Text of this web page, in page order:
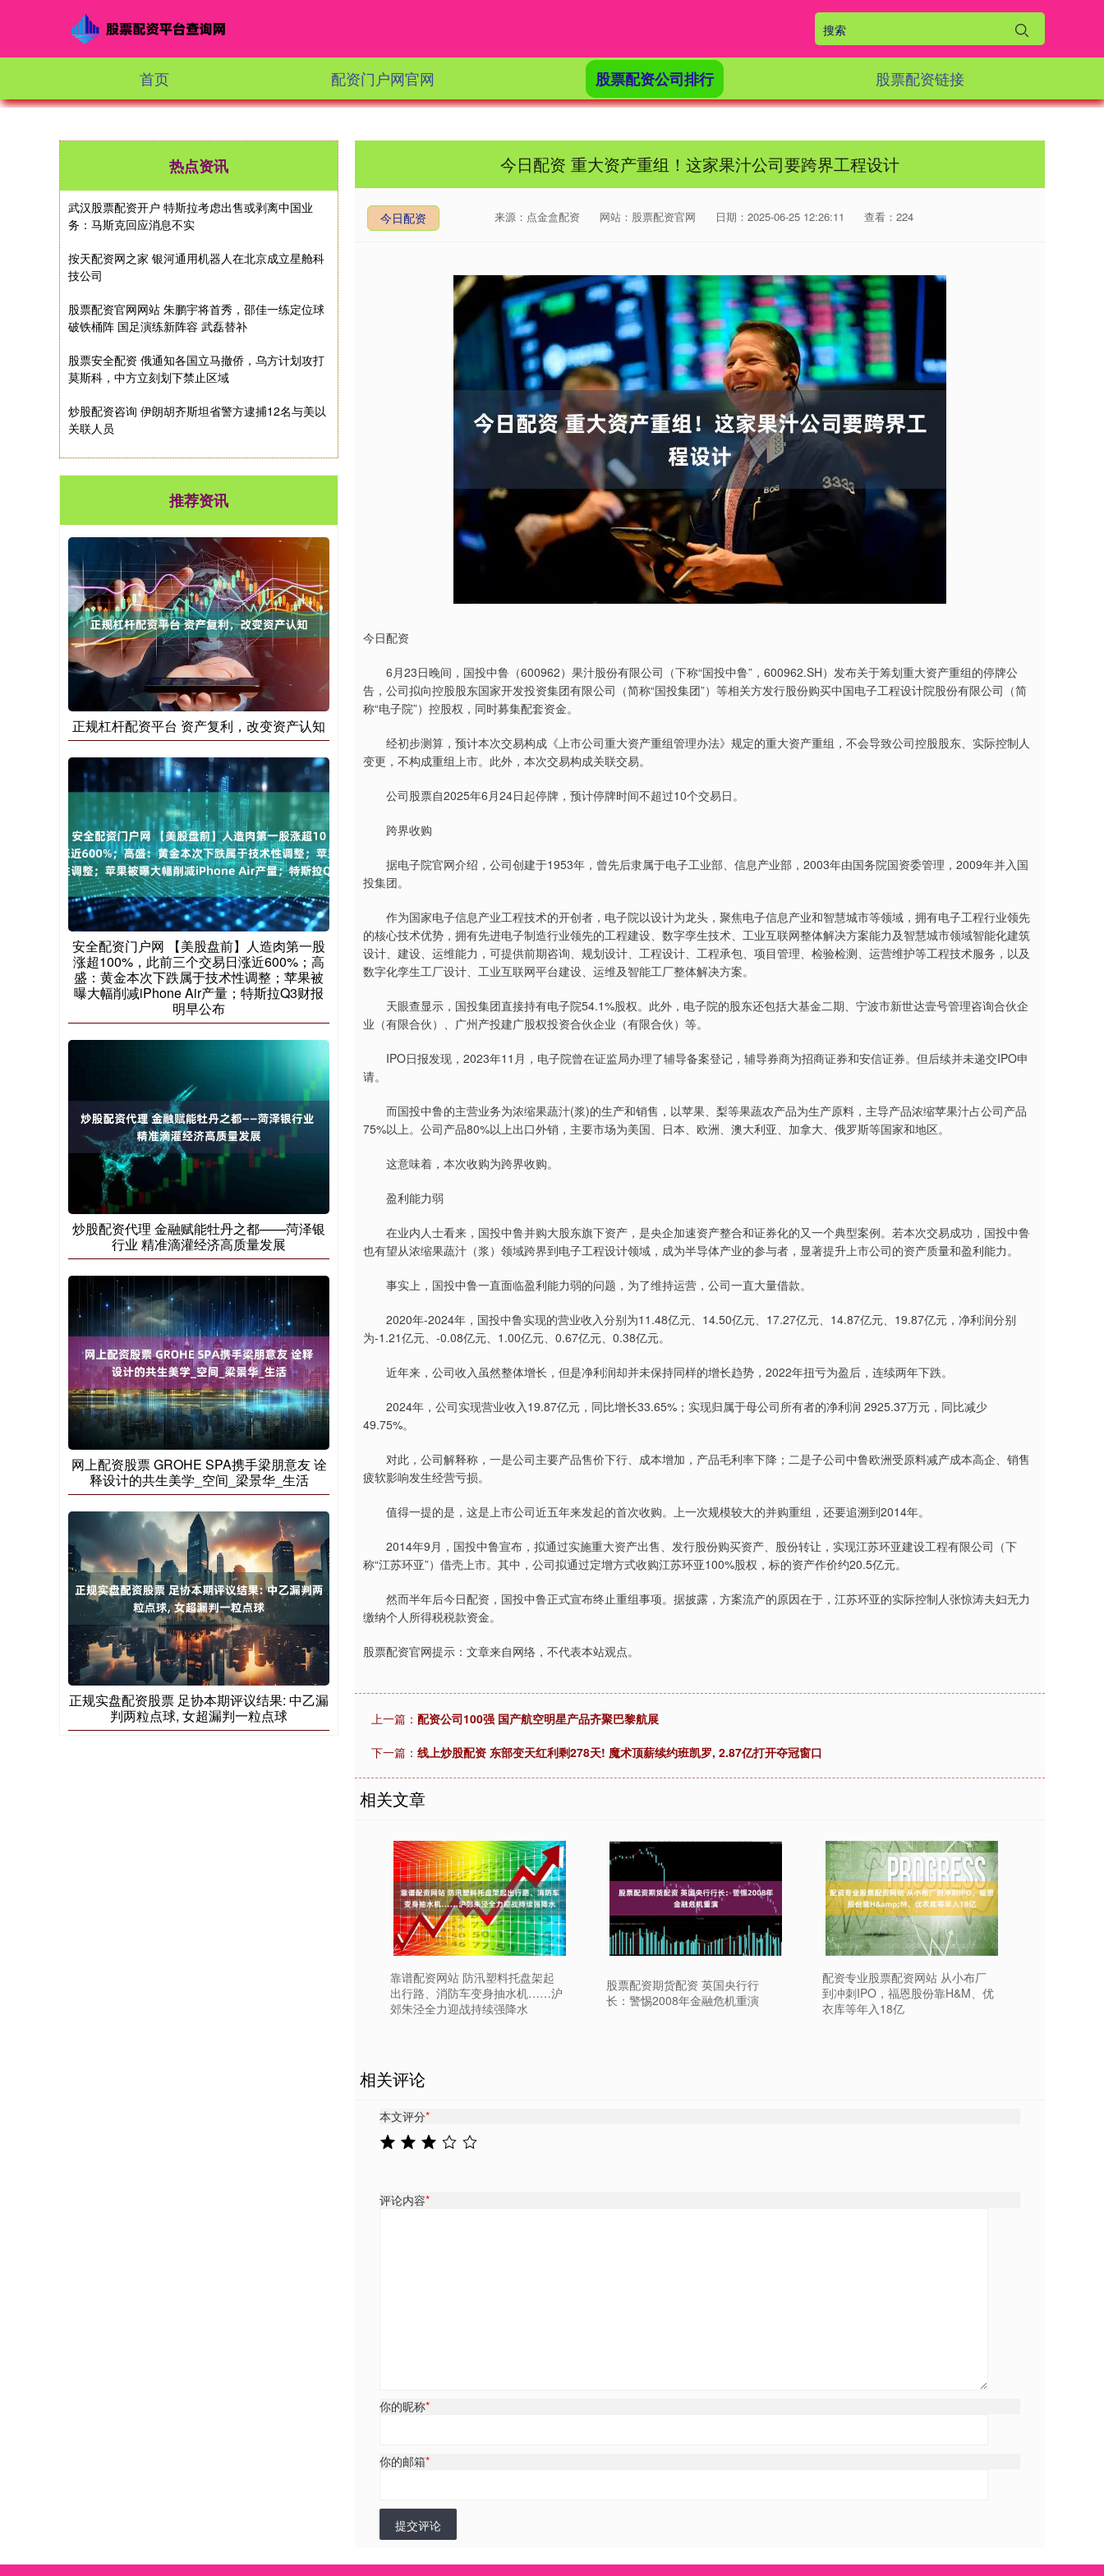
首页 配资门户网官网 股票配资公司排行 股票配资链接
今日配资 重大资产重组！这家果汁公司要跨界工程设计
今日配资 来源：点金盒配资 网站：股票配资官网 日期：2025-06-25 12:26:11 查看：224
今日配资
6月23日晚间，国投中鲁（600962）果汁股份有限公司（下称“国投中鲁”，600962.SH）发布关于筹划重大资产重组的停牌公
告，公司拟向控股股东国家开发投资集团有限公司（简称“国投集团”）等相关方发行股份购买中国电子工程设计院股份有限公司（简
称“电子院”）控股权，同时募集配套资金。
经初步测算，预计本次交易构成《上市公司重大资产重组管理办法》规定的重大资产重组，不会导致公司控股股东、实际控制人
变更，不构成重组上市。此外，本次交易构成关联交易。
公司股票自2025年6月24日起停牌，预计停牌时间不超过10个交易日。
跨界收购
据电子院官网介绍，公司创建于1953年，曾先后隶属于电子工业部、信息产业部，2003年由国务院国资委管理，2009年并入国
投集团。
作为国家电子信息产业工程技术的开创者，电子院以设计为龙头，聚焦电子信息产业和智慧城市等领域，拥有电子工程行业领先
的核心技术优势，拥有先进电子制造行业领先的工程建设、数字孪生技术、工业互联网整体解决方案能力及智慧城市领域智能化建筑
设计、建设、运维能力，可提供前期咨询、规划设计、工程设计、工程承包、项目管理、检验检测、运营维护等工程技术服务，以及
数字化孪生工厂设计、工业互联网平台建设、运维及智能工厂整体解决方案。
天眼查显示，国投集团直接持有电子院54.1%股权。此外，电子院的股东还包括大基金二期、宁波市新世达壹号管理咨询合伙企
业（有限合伙）、广州产投建广股权投资合伙企业（有限合伙）等。
IPO日报发现，2023年11月，电子院曾在证监局办理了辅导备案登记，辅导券商为招商证券和安信证券。但后续并未递交IPO申
请。
而国投中鲁的主营业务为浓缩果蔬汁(浆)的生产和销售，以苹果、梨等果蔬农产品为生产原料，主导产品浓缩苹果汁占公司产品
75%以上。公司产品80%以上出口外销，主要市场为美国、日本、欧洲、澳大利亚、加拿大、俄罗斯等国家和地区。
这意味着，本次收购为跨界收购。
盈利能力弱
在业内人士看来，国投中鲁并购大股东旗下资产，是央企加速资产整合和证券化的又一个典型案例。若本次交易成功，国投中鲁
也有望从浓缩果蔬汁（浆）领域跨界到电子工程设计领域，成为半导体产业的参与者，显著提升上市公司的资产质量和盈利能力。
事实上，国投中鲁一直面临盈利能力弱的问题，为了维持运营，公司一直大量借款。
2020年-2024年，国投中鲁实现的营业收入分别为11.48亿元、14.50亿元、17.27亿元、14.87亿元、19.87亿元，净利润分别
为-1.21亿元、-0.08亿元、1.00亿元、0.67亿元、0.38亿元。
近年来，公司收入虽然整体增长，但是净利润却并未保持同样的增长趋势，2022年扭亏为盈后，连续两年下跌。
2024年，公司实现营业收入19.87亿元，同比增长33.65%；实现归属于母公司所有者的净利润 2925.37万元，同比减少
49.75%。
对此，公司解释称，一是公司主要产品售价下行、成本增加，产品毛利率下降；二是子公司中鲁欧洲受原料减产成本高企、销售
疲软影响发生经营亏损。
值得一提的是，这是上市公司近五年来发起的首次收购。上一次规模较大的并购重组，还要追溯到2014年。
2014年9月，国投中鲁宣布，拟通过实施重大资产出售、发行股份购买资产、股份转让，实现江苏环亚建设工程有限公司（下
称“江苏环亚”）借壳上市。其中，公司拟通过定增方式收购江苏环亚100%股权，标的资产作价约20.5亿元。
然而半年后今日配资，国投中鲁正式宣布终止重组事项。据披露，方案流产的原因在于，江苏环亚的实际控制人张惊涛夫妇无力
缴纳个人所得税税款资金。
股票配资官网提示：文章来自网络，不代表本站观点。
上一篇： 配资公司100强 国产航空明星产品齐聚巴黎航展
下一篇： 线上炒股配资 东部变天红利剩278天! 魔术顶薪续约班凯罗, 2.87亿打开夺冠窗口
相关文章
靠谱配资网站 防汛塑料托盘架起
出行路、消防车变身抽水机……沪
郊朱泾全力迎战持续强降水
股票配资期货配资 英国央行行
长：警惕2008年金融危机重演
配资专业股票配资网站 从小布厂
到冲刺IPO，福恩股份靠H&M、优
衣库等年入18亿
相关评论
本文评分*
评论内容*
你的昵称*
你的邮箱*
提交评论
热点资讯
武汉股票配资开户 特斯拉考虑出售或剥离中国业
务：马斯克回应消息不实
按天配资网之家 银河通用机器人在北京成立星舱科
技公司
股票配资官网网站 朱鹏宇将首秀，邵佳一练定位球
破铁桶阵 国足演练新阵容 武磊替补
股票安全配资 俄通知各国立马撤侨，乌方计划攻打
莫斯科，中方立刻划下禁止区域
炒股配资咨询 伊朗胡齐斯坦省警方逮捕12名与美以
关联人员
推荐资讯
正规杠杆配资平台 资产复利，改变资产认知
安全配资门户网 【美股盘前】人造肉第一股
涨超100%，此前三个交易日涨近600%；高
盛：黄金本次下跌属于技术性调整；苹果被
曝大幅削减iPhone Air产量；特斯拉Q3财报
明早公布
炒股配资代理 金融赋能牡丹之都——菏泽银
行业 精准滴灌经济高质量发展
网上配资股票 GROHE SPA携手梁朋意友 诠
释设计的共生美学_空间_梁景华_生活
正规实盘配资股票 足协本期评议结果: 中乙漏
判两粒点球, 女超漏判一粒点球